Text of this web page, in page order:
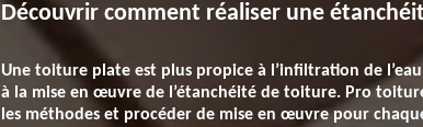
Découvrir comment réaliser une
Une toiture plate est plus propice à l’infiltration de
à la mise en œuvre de l’étanchéité de toiture. Pro
les méthodes et procéder de mise en œuvre pour